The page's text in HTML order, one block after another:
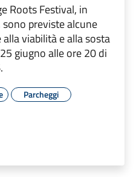
Roots Festival, in
previste alcune
viabilità e alla sosta
giugno alle ore 20 di
Parcheggi